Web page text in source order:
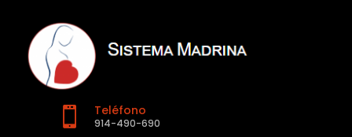
 Teléfono
914-490-690